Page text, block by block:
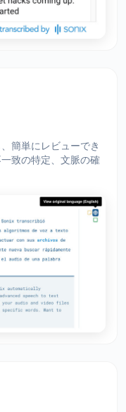
簡単にレビューでき
致の特定、文脈の確